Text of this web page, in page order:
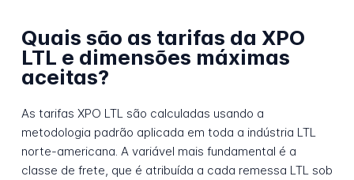
Quais são as tarifas da XPO
LTL e dimensões máximas
aceitas?
As tarifas XPO LTL são calculadas usando a
metodologia padrão aplicada em toda a indústria LTL
norte-americana. A variável mais fundamental é a
classe de frete, que é atribuída a cada remessa LTL sob